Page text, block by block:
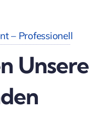
– Professionell
Unsere